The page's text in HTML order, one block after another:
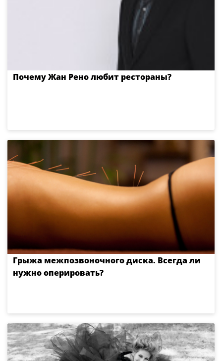
Почему Жан Рено любит рестораны?
Грыжа межпозвоночного диска. Всегда ли
нужно оперировать?